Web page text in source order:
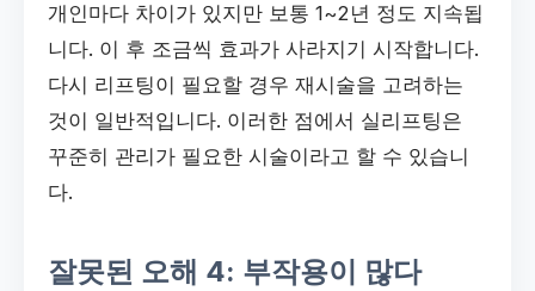
개인마다 차이가 있지만 보통 1~2년 정도 지속됩
니다. 이 후 조금씩 효과가 사라지기 시작합니다.
다시 리프팅이 필요할 경우 재시술을 고려하는
것이 일반적입니다. 이러한 점에서 실리프팅은
꾸준히 관리가 필요한 시술이라고 할 수 있습니
다.
잘못된 오해 4: 부작용이 많다